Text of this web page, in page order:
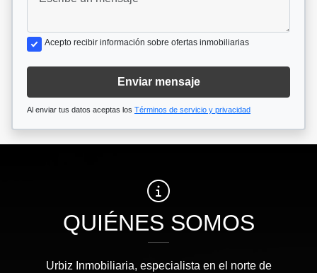
Acepto recibir información sobre ofertas inmobiliarias
Enviar mensaje
Al enviar tus datos aceptas los Términos de servicio y privacidad
QUIÉNES SOMOS
Urbiz Inmobiliaria, especialista en el norte de